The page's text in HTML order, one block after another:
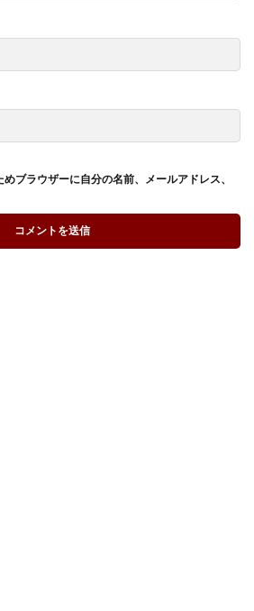
ブラウザーに自分の名前、メールアドレス、